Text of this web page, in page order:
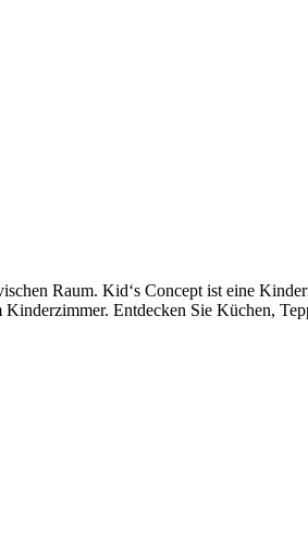
Raum. Kid‘s Concept ist eine
Entdecken Sie Küchen,